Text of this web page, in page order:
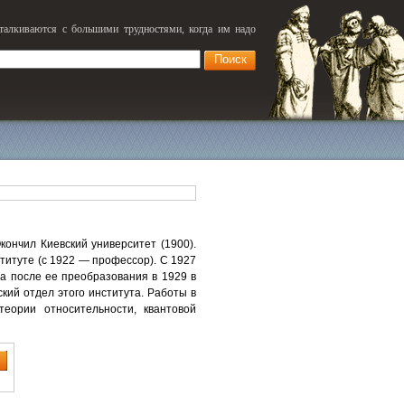
с большими трудностями, когда им надо
Киевский университет (1900).
(с 1922 — профессор). С 1927
после ее преобразования в 1929 в
отдел этого института. Работы в
относительности, квантовой